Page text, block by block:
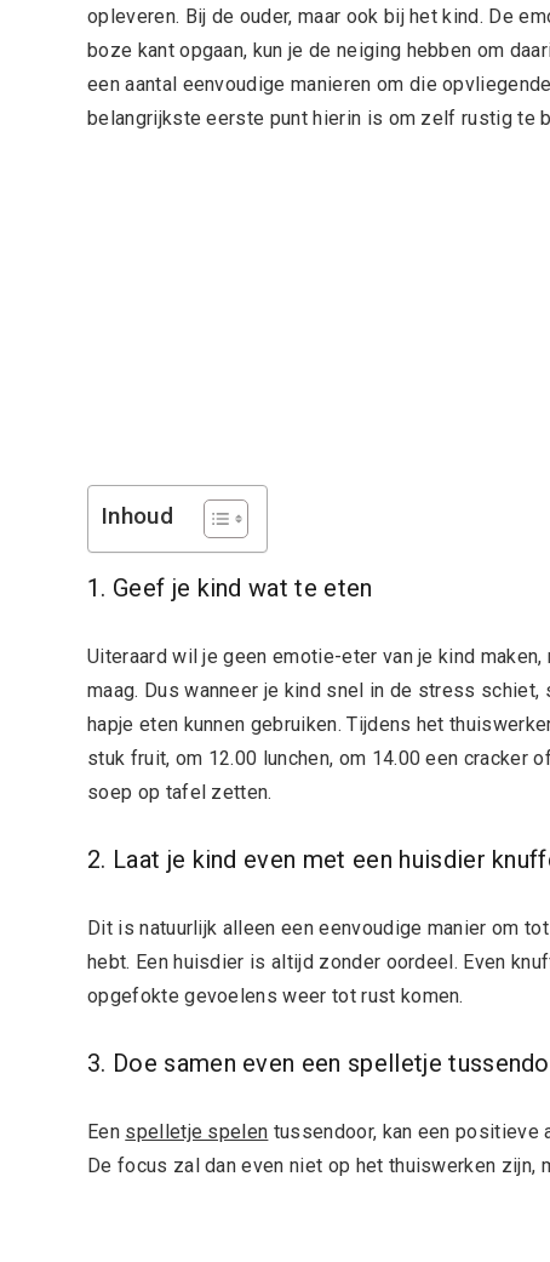
opleveren. Bij de ouder, maar ook bij het kind. De
boze kant opgaan, kun je de neiging hebben om
een aantal eenvoudige manieren om die
belangrijkste eerste punt hierin is om zelf rustig te
Inhoud
1. Geef je kind wat te eten
Uiteraard wil je geen emotie-eter van je kind
maag. Dus wanneer je kind snel in de stress
hapje eten kunnen gebruiken. Tijdens het
stuk fruit, om 12.00 lunchen, om 14.00 een cracker
soep op tafel zetten.
2. Laat je kind even met een huisdier
Dit is natuurlijk alleen een eenvoudige manier om
hebt. Een huisdier is altijd zonder oordeel. Even
opgefokte gevoelens weer tot rust komen.
3. Doe samen even een spelletje
Een spelletje spelen tussendoor, kan een positieve
De focus zal dan even niet op het thuiswerken zijn,